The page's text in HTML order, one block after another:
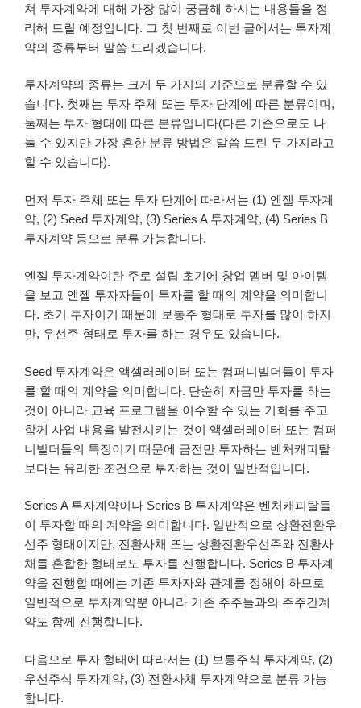
쳐 투자계약에 대해 가장 많이 궁금해 하시는 내용들을 정
리해 드릴 예정입니다. 그 첫 번째로 이번 글에서는 투자계
약의 종류부터 말씀 드리겠습니다.
투자계약의 종류는 크게 두 가지의 기준으로 분류할 수 있
습니다. 첫째는 투자 주체 또는 투자 단계에 따른 분류이며,
둘째는 투자 형태에 따른 분류입니다(다른 기준으로도 나
눌 수 있지만 가장 흔한 분류 방법은 말씀 드린 두 가지라고
할 수 있습니다).
먼저 투자 주체 또는 투자 단계에 따라서는 (1) 엔젤 투자계
약, (2) Seed 투자계약, (3) Series A 투자계약, (4) Series B
투자계약 등으로 분류 가능합니다.
엔젤 투자계약이란 주로 설립 초기에 창업 멤버 및 아이템
을 보고 엔젤 투자자들이 투자를 할 때의 계약을 의미합니
다. 초기 투자이기 때문에 보통주 형태로 투자를 많이 하지
만, 우선주 형태로 투자를 하는 경우도 있습니다.
Seed 투자계약은 액셀러레이터 또는 컴퍼니빌더들이 투자
를 할 때의 계약을 의미합니다. 단순히 자금만 투자를 하는
것이 아니라 교육 프로그램을 이수할 수 있는 기회를 주고
함께 사업 내용을 발전시키는 것이 액셀러레이터 또는 컴퍼
니빌더들의 특징이기 때문에 금전만 투자하는 벤처캐피탈
보다는 유리한 조건으로 투자하는 것이 일반적입니다.
Series A 투자계약이나 Series B 투자계약은 벤처캐피탈들
이 투자할 때의 계약을 의미합니다. 일반적으로 상환전환우
선주 형태이지만, 전환사채 또는 상환전환우선주와 전환사
채를 혼합한 형태로도 투자를 진행합니다. Series B 투자계
약을 진행할 때에는 기존 투자자와 관계를 정해야 하므로
일반적으로 투자계약뿐 아니라 기존 주주들과의 주주간계
약도 함께 진행합니다.
다음으로 투자 형태에 따라서는 (1) 보통주식 투자계약, (2)
우선주식 투자계약, (3) 전환사채 투자계약으로 분류 가능
합니다.